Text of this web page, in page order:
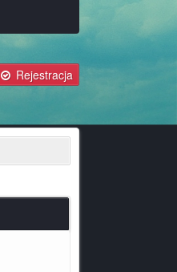
Rejestracja